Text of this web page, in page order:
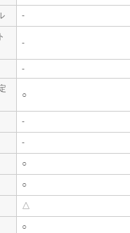
-
-
-
○
-
-
○
○
△
○